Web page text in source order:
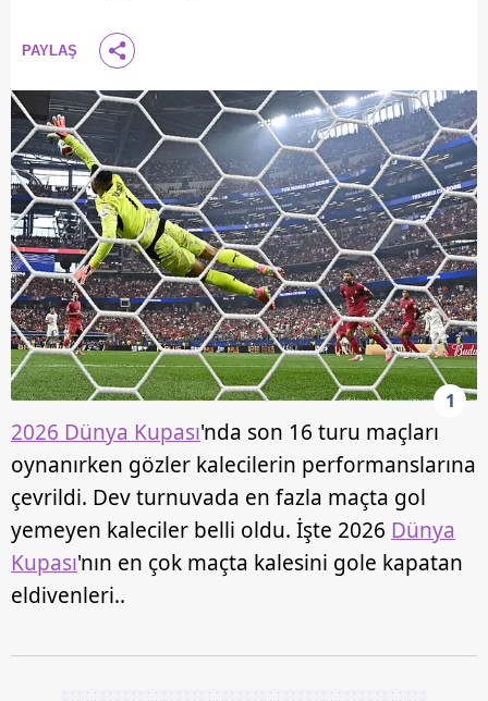
PAYLAŞ
1
2026 Dünya Kupası'nda son 16 turu maçları
oynanırken gözler kalecilerin performanslarına
çevrildi. Dev turnuvada en fazla maçta gol
yemeyen kaleciler belli oldu. İşte 2026 Dünya
Kupası'nın en çok maçta kalesini gole kapatan
eldivenleri..